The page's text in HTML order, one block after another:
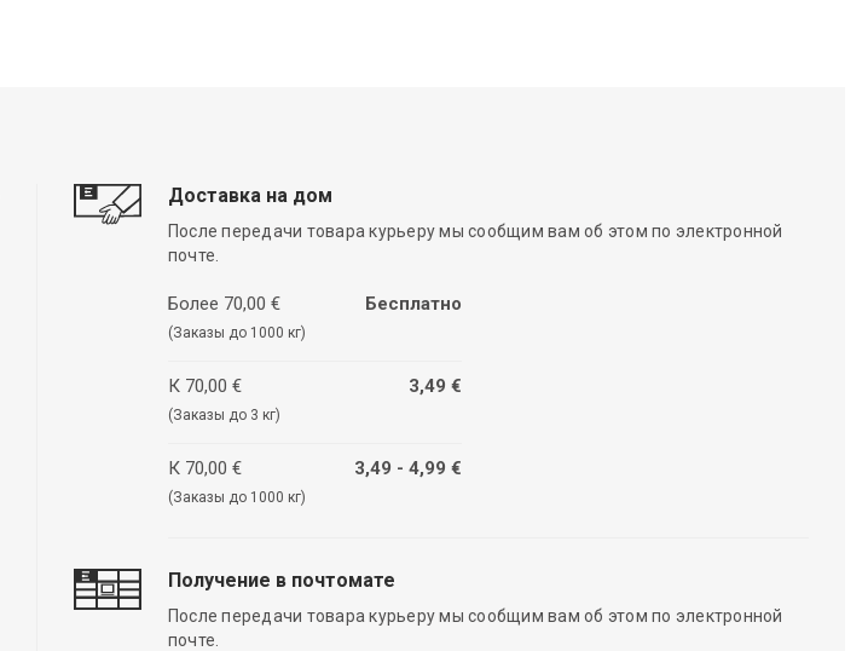
Доставка на дом
После передачи товара курьеру мы сообщим вам об этом по электронной
почте.
Более 70,00 €
(Заказы до 1000 кг)
Бесплатно
К 70,00 €
(Заказы до 3 кг)
3,49 €
К 70,00 €
(Заказы до 1000 кг)
3,49 - 4,99 €
Получение в почтомате
После передачи товара курьеру мы сообщим вам об этом по электронной
почте.